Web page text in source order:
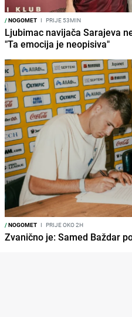
/NOGOMET I PRIJE 53MIN
Ljubimac navijača Sarajeva
"Ta emocija je neopisiva"
/NOGOMET I PRIJE OKO 2H
Zvanično je: Samed Baždar